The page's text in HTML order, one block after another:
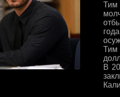
Тим
В